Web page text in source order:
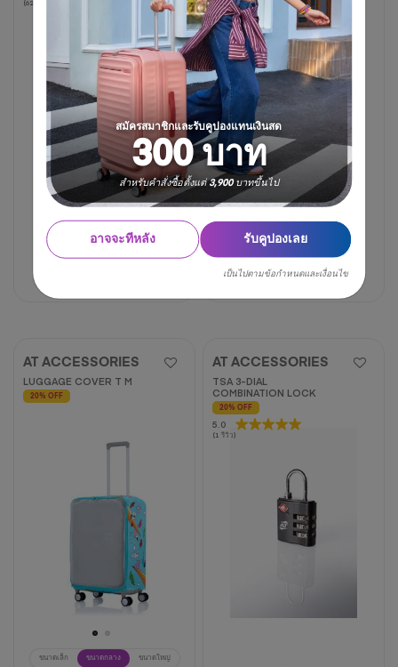
สมัครสมาชิกและรับคูปองแทนเงินสด
300 บาท
สำหรับคำสั่งซื้อตั้งแต่ 3,900 บาทขึ้นไป
อาจจะทีหลัง รับคูปองเลย
เป็นไปตามข้อกำหนดและเงื่อนไข
20 นิ้ว
(62 รีวิว)
จาก
วิจารณ์
30 นิ้ว
(11 รีวิว)
จาก
5
ดาว
11
บท
วิจารณ์
2,375 บาท 4,750 บาท
ขนาดเล็ก ขนาดกลาง ขนาดใหญ่
AT ACCESSORIES
LUGGAGE COVER T M
20% OFF
AT ACCESSORIES
TSA 3-DIAL
COMBINATION LOCK
20% OFF
5.0
(1 รีวิว)
5.0
จาก